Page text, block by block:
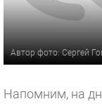
Автор фото: Сергей
Напомним, на